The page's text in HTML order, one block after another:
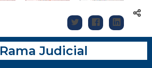
Rama Judicial